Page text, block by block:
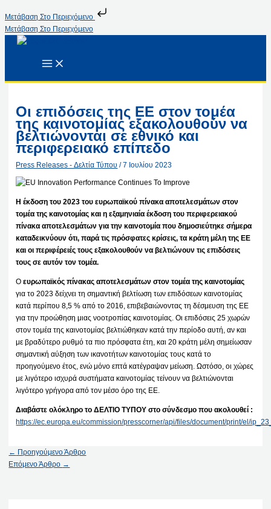
Μετάβαση Στο Περιεχόμενο
Μετάβαση Στο Περιεχόμενο
Οι επιδόσεις της ΕΕ στον τομέα
της καινοτομίας εξακολουθούν να
βελτιώνονται σε εθνικό και
περιφερειακό επίπεδο
Press Releases - Δελτία Τύπου /7 Ιουλίου 2023
Η έκδοση του 2023 του ευρωπαϊκού πίνακα αποτελεσμάτων στον
τομέα της καινοτομίας και η εξαμηνιαία έκδοση του περιφερειακού
πίνακα αποτελεσμάτων για την καινοτομία που δημοσιεύτηκε σήμερα
καταδεικνύουν ότι, παρά τις πρόσφατες κρίσεις, τα κράτη μέλη της ΕΕ
και οι περιφέρειές τους εξακολουθούν να βελτιώνουν τις επιδόσεις
τους σε αυτόν τον τομέα.
Οευρωπαϊκός πίνακας αποτελεσμάτων στον τομέα της καινοτομίας
για το 2023 δείχνει τη σημαντική βελτίωση των επιδόσεων καινοτομίας
κατά περίπου 8,5 % από το 2016, επιβεβαιώνοντας τη δέσμευση της ΕΕ
για την προώθηση μιας νοοτροπίας καινοτομίας. Οι επιδόσεις 25 χωρών
στον τομέα της καινοτομίας βελτιώθηκαν κατά την περίοδο αυτή, αν και
με βραδύτερο ρυθμό τα πιο πρόσφατα έτη, και 20 κράτη μέλη σημείωσαν
σημαντική αύξηση των ικανοτήτων καινοτομίας τους κατά το
προηγούμενο έτος, ενώ μόνο επτά κατέγραψαν μείωση. Ωστόσο, οι χώρες
με λιγότερο ισχυρά συστήματα καινοτομίας τείνουν να βελτιώνονται
λιγότερο γρήγορα από τον μέσο όρο της ΕΕ.
Διαβάστε ολόκληρο το ΔΕΛΤΙΟ ΤΥΠΟΥ στο σύνδεσμο που ακολουθεί :
https://ec.europa.eu/commission/presscorner/api/files/document/print/el/
← Προηγούμενο Άρθρο
Επόμενο Άρθρο →